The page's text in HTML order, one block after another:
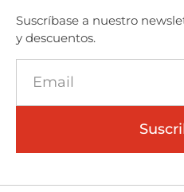
Suscríbase a nuestro
y descuentos.